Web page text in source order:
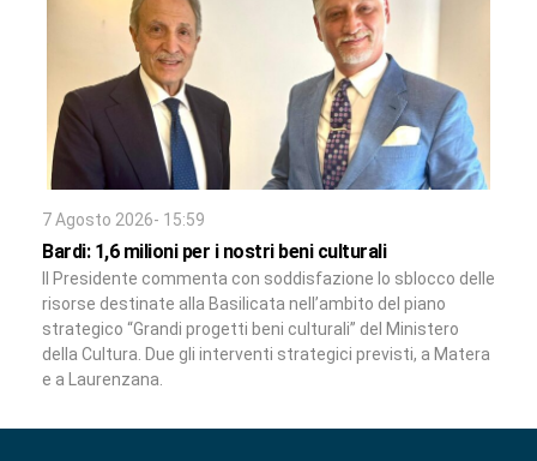
7 Agosto 2026- 15:59
Bardi: 1,6 milioni per i nostri beni culturali
Il Presidente commenta con soddisfazione lo sblocco delle
risorse destinate alla Basilicata nell’ambito del piano
strategico “Grandi progetti beni culturali” del Ministero
della Cultura. Due gli interventi strategici previsti, a Matera
e a Laurenzana.